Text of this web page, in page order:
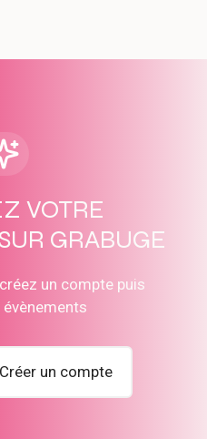
VOTRE
GRABUGE
un compte puis
un compte